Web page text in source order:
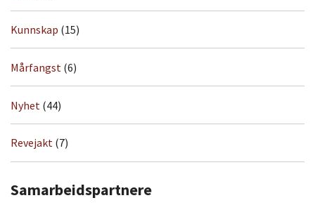
Kunnskap (15)
Mårfangst (6)
Nyhet (44)
Revejakt (7)
Samarbeidspartnere